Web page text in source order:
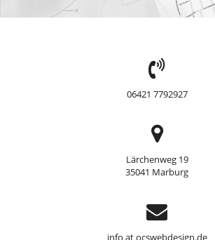
TEL:
06421 7792927
Adresse
Lärchenweg 19
35041 Marburg
Support
info at ocswebdesign.de